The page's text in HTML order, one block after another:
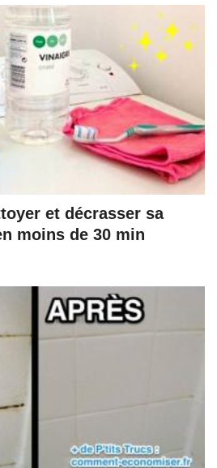
et décrasser sa
moins de 30 min